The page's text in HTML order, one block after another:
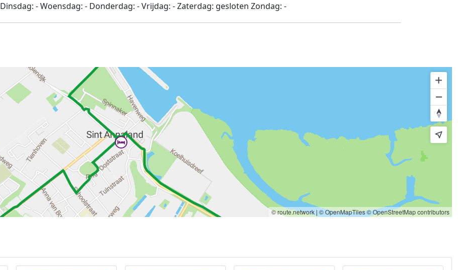
Dinsdag: -Woensdag: - Donderdag: -Vrijdag: -Zaterdag: gesloten Zondag: -
© route.network | © OpenMapTiles© OpenStreetMap contributors